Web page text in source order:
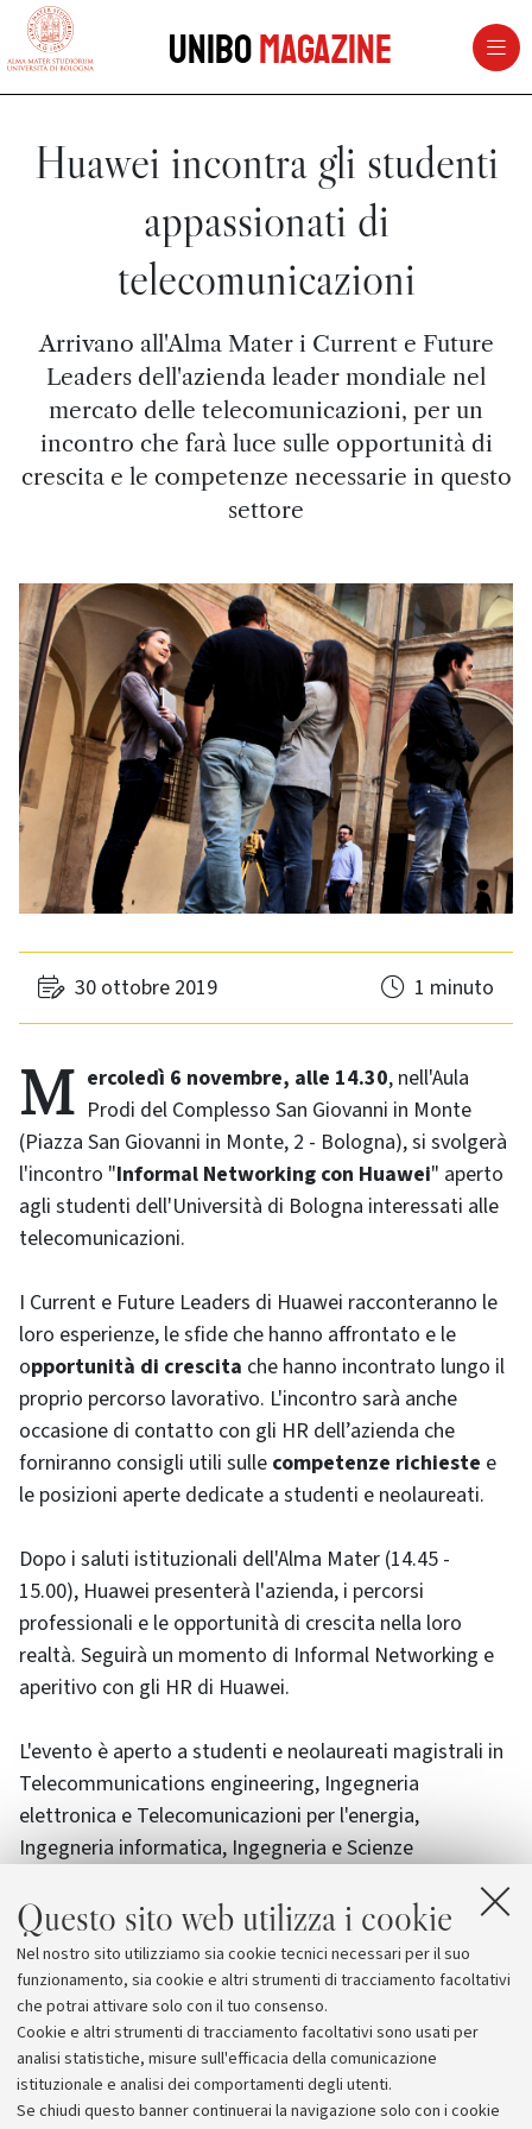
Questo sito web utilizza i cookie
Nel nostro sito utilizziamo sia cookie tecnici necessari per il suo
funzionamento, sia cookie e altri strumenti di tracciamento facoltativi
che potrai attivare solo con il tuo consenso.
Cookie e altri strumenti di tracciamento facoltativi sono usati per
analisi statistiche, misure sull'efficacia della comunicazione
istituzionale e analisi dei comportamenti degli utenti.
Se chiudi questo banner continuerai la navigazione solo con i cookie
vai al contenuto della pagina
UniboMagazine
Huawei incontra gli studenti
appassionati di
telecomunicazioni
Arrivano all'Alma Mater i Current e Future
Leaders dell'azienda leader mondiale nel
mercato delle telecomunicazioni, per un
incontro che farà luce sulle opportunità di
crescita e le competenze necessarie in questo
settore
30 ottobre 2019 1 minuto
Mercoledì 6 novembre, alle 14.30, nell'Aula
Prodi del Complesso San Giovanni in Monte
(Piazza San Giovanni in Monte, 2 - Bologna), si svolgerà
l'incontro "Informal Networking con Huawei" aperto
agli studenti dell'Università di Bologna interessati alle
telecomunicazioni.
I Current e Future Leaders di Huawei racconteranno le
loro esperienze, le sfide che hanno affrontato e le
opportunità di crescita che hanno incontrato lungo il
proprio percorso lavorativo. L'incontro sarà anche
occasione di contatto con gli HR dell’azienda che
forniranno consigli utili sulle competenze richieste e
le posizioni aperte dedicate a studenti e neolaureati.
Dopo i saluti istituzionali dell'Alma Mater (14.45 -
15.00), Huawei presenterà l'azienda, i percorsi
professionali e le opportunità di crescita nella loro
realtà. Seguirà un momento di Informal Networking e
aperitivo con gli HR di Huawei.
L'evento è aperto a studenti e neolaureati magistrali in
Telecommunications engineering, Ingegneria
elettronica e Telecomunicazioni per l'energia,
Ingegneria informatica, Ingegneria e Scienze
gestionale.
Maggiori informazioni e iscrizionisul sito del Job
Placement